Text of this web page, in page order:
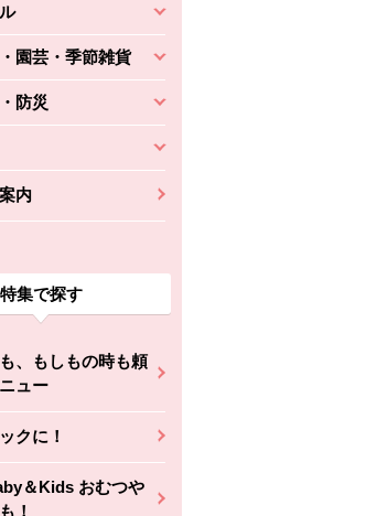
園芸・季節雑貨
防災
内
特集で探す
、もしもの時も頼
ュー
クに！
＆Kids おむつや
！